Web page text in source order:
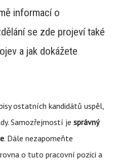
informací o
se zde projeví také
a jak dokážete
ostatních kandidátů uspěl,
Samozřejmostí je správný
. Dále nezapomeňte
o tuto pracovní pozici a